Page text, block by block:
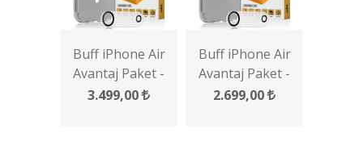
Buff iPhone Air
Avantaj Paket -
MagSafe Kılıf +
3.499,00
Buff iPhone Air
Avantaj Paket -
Şeffaf Kılıf + Ekran
2.699,00